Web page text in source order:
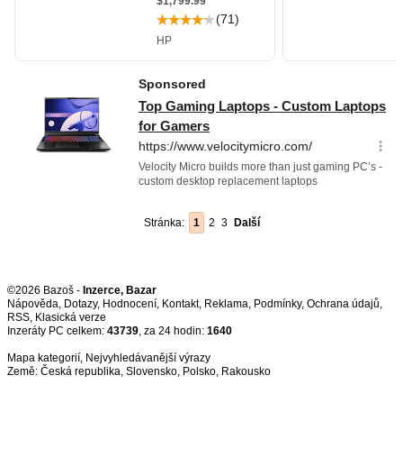
Stránka: 1 2 3 Další
©2026 Bazoš - Inzerce, Bazar
Nápověda, Dotazy, Hodnocení, Kontakt, Reklama, Podmínky, Ochrana údajů,
RSS,
Inzeráty PC celkem: 43739, za 24 hodin: 1640
Mapa kategorií, Nejvyhledávanější výrazy
Země: Česká republika, Slovensko, Polsko, Rakousko